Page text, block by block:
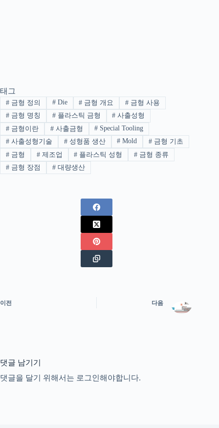
태그
#금형 정의 #Die # 금형 개요 # 금형 사용
#금형 명칭 #플라스틱 금형 # 사출성형
#금형이란 #사출금형 # Special Tooling
#사출성형기술 #성형품 생산 # Mold # 금형 기초
#금형 #제조업 # 플라스틱 성형 # 금형 종류
#금형 장점 #대량생산
이전 다음
댓글 남기기
댓글을 달기 위해서는 로그인해야합니다.